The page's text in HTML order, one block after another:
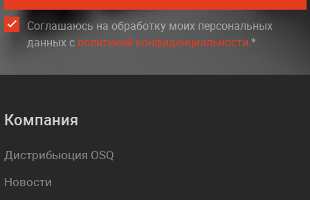
Соглашаюсь на обработку моих персональных
данных c политикой конфиденциальности.*
Компания
Дистрибьюция OSQ
Новости